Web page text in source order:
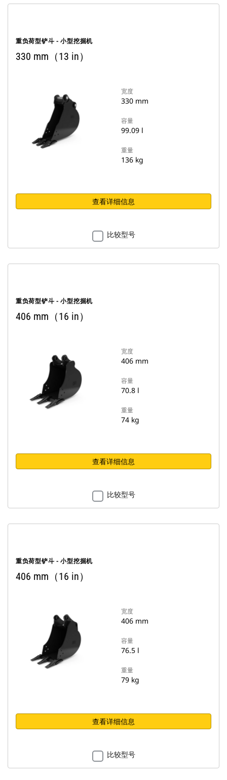
重负荷型铲斗 - 小型挖掘机
330 mm（13 in）
宽度
330 mm
容量
99.09 l
重量
136 kg
查看详细信息
比较型号
重负荷型铲斗 - 小型挖掘机
406 mm（16 in）
宽度
406 mm
容量
70.8 l
重量
74 kg
查看详细信息
比较型号
重负荷型铲斗 - 小型挖掘机
406 mm（16 in）
宽度
406 mm
容量
76.5 l
重量
79 kg
查看详细信息
比较型号